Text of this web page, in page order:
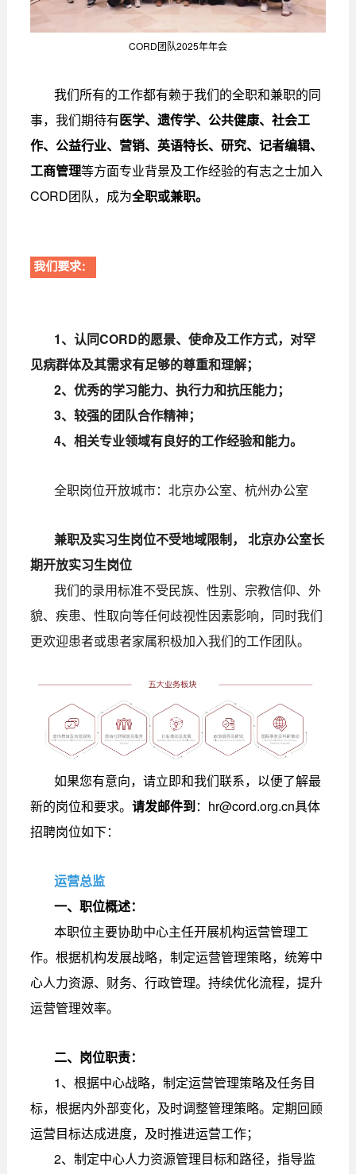
CORD团队2025年年会
我们所有的工作都有赖于我们的全职和兼职的同
事，我们期待有医学、遗传学、公共健康、社会工
作、公益行业、营销、英语特长、研究、记者编辑、
工商管理等方面专业背景及工作经验的有志之士加入
CORD团队，成为全职或兼职。
我们要求：
1、认同CORD的愿景、使命及工作方式，对罕
见病群体及其需求有足够的尊重和理解；
2、优秀的学习能力、执行力和抗压能力；
3、较强的团队合作精神；
4、相关专业领域有良好的工作经验和能力。
全职岗位开放城市：北京办公室、杭州办公室
兼职及实习生岗位不受地域限制， 北京办公室长
期开放实习生岗位
我们的录用标准不受民族、性别、宗教信仰、外
貌、疾患、性取向等任何歧视性因素影响，同时我们
更欢迎患者或患者家属积极加入我们的工作团队。
如果您有意向，请立即和我们联系，以便了解最
新的岗位和要求。 请发邮件到：hr@cord.org.cn具体
招聘岗位如下：
运营总监
一、职位概述：
本职位主要协助中心主任开展机构运营管理工
作。根据机构发展战略，制定运营管理策略，统筹中
心人力资源、财务、行政管理。持续优化流程，提升
运营管理效率。
二、岗位职责：
1、根据中心战略，制定运营管理策略及任务目
标，根据内外部变化，及时调整管理策略。定期回顾
运营目标达成进度，及时推进运营工作；
2、制定中心人力资源管理目标和路径，指导监